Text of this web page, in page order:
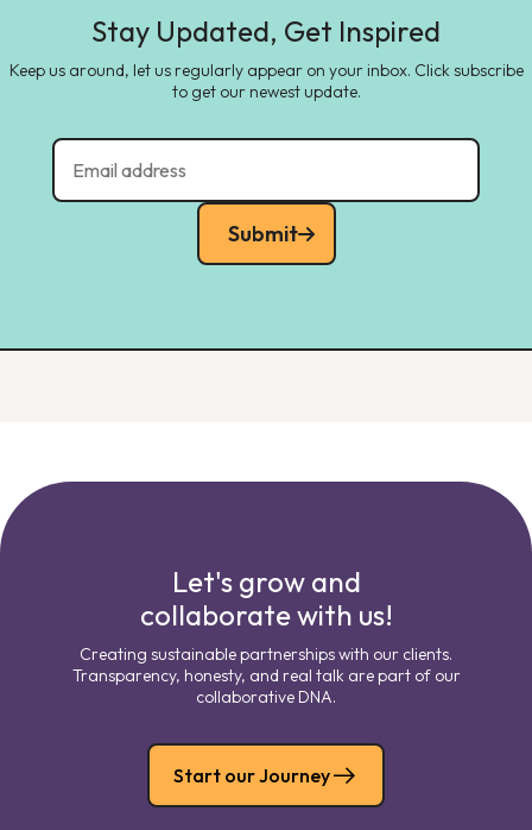
Stay Updated, Get Inspired
Keep us around, let us regularly appear on your inbox. Click subscribe
to get our newest update.
Submit
Let's grow and
collaborate with us!
Creating sustainable partnerships with our clients.
Transparency, honesty, and real talk are part of our
collaborative DNA.
Start our Journey